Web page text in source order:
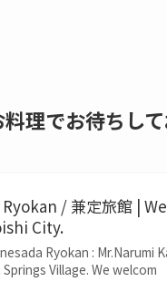
理でお待ちして
Ryokan / 兼定旅館 |
City.
Ryokan : Mr.Narumi
Village. We welcom